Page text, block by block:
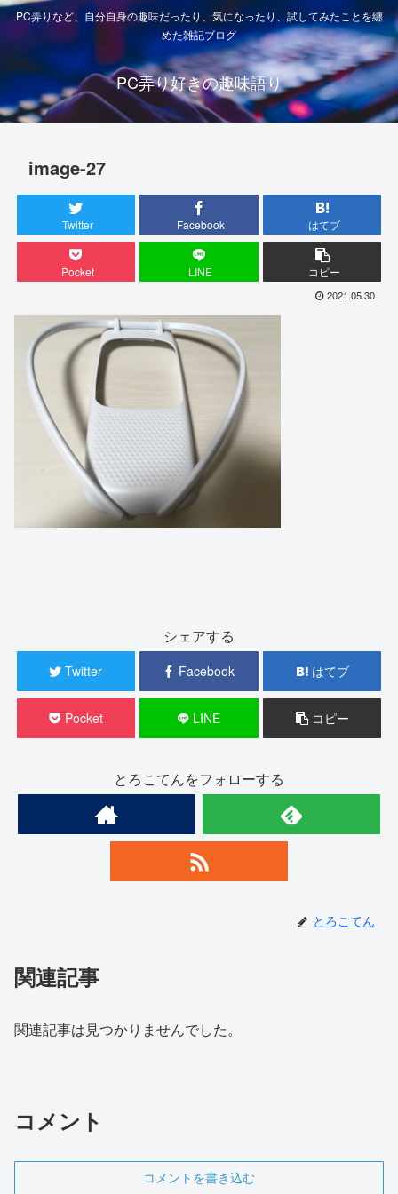
PC弄りなど、自分自身の趣味だったり、気になったり、試してみたことを纏
めた雑記ブログ
PC弄り好きの趣味語り
image-27
Twitter Facebook はてブ
Pocket LINE コピー
2021.05.30
シェアする
Twitter Facebook はてブ
Pocket LINE コピー
とろこてんをフォローする
とろこてん
関連記事
関連記事は見つかりませんでした。
コメント
コメントを書き込む